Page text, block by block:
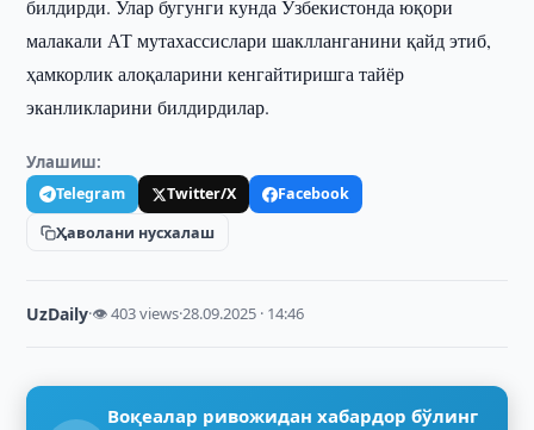
билдирди. Улар бугунги кунда Ўзбекистонда юқори
малакали АТ мутахассислари шаклланганини қайд этиб,
ҳамкорлик алоқаларини кенгайтиришга тайёр
эканликларини билдирдилар.
Улашиш:
Telegram Twitter/X
Facebook
Ҳаволани нусхалаш
UzDaily·👁 403 views·28.09.2025 · 14:46
Воқеалар ривожидан хабардор бўлинг